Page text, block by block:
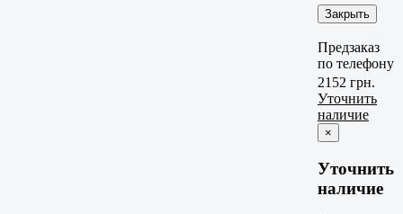
Закрыть
Предзаказ
по телефону
2152 грн.
Уточнить
наличие
×
Уточнить
наличие